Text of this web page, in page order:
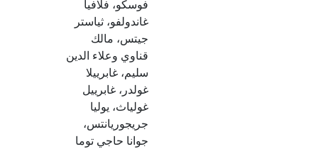
فوسكو، فلافيا
غاندولفو، ثياستر
جيتس، مالك
قناوي وعلاء الدين
سليم، غابرييلا
غولدر، غابرييل
غولياث، يوليا
جريجوريانتس،
جوانا حاجي توما